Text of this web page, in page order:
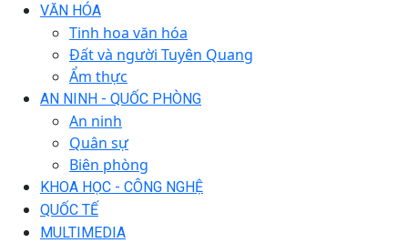
VĂN HÓA
Tinh hoa văn hóa
Đất và người Tuyên Quang
Ẩm thực
AN NINH - QUỐC PHÒNG
An ninh
Quân sự
Biên phòng
KHOA HỌC - CÔNG NGHỆ
QUỐC TẾ
MULTIMEDIA